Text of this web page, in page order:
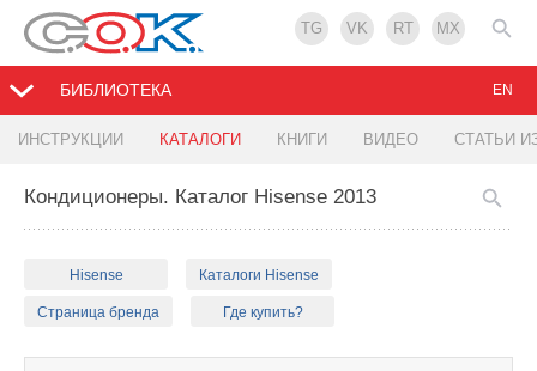
TG VK RT MX
БИБЛИОТЕКА
ИНСТРУКЦИИ КАТАЛОГИ КНИГИ ВИДЕО СТАТЬИ
EN
Кондиционеры. Каталог Hisense 2013
Hisense Каталоги Hisense
Страница бренда Где купить?